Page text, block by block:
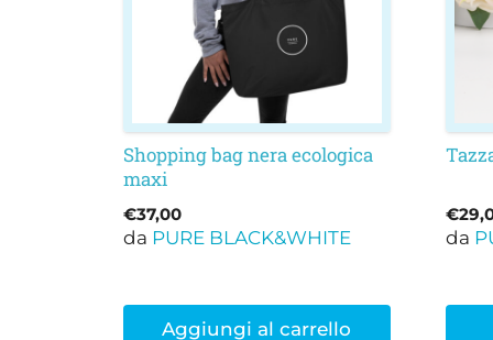
Shopping bag nera ecologica
maxi
€37,00
da PURE BLACK&WHITE
Aggiungi al carrello
€
da
Le
nella
del